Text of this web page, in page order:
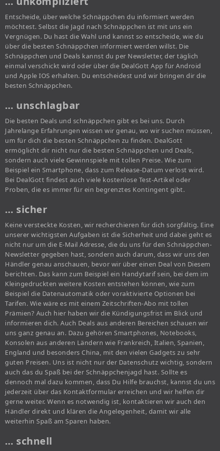
Entscheide, über welche Schnäppchen du informiert werden
möchtest. Selbst die Jagd nach Schnäppchen ist mit uns ein
Vergnügen. Du hast die Wahl und kannst so entscheide, wie du
über die besten Schnäppchen informiert werden willst. Die
Schnäppchen und Deals kannst du per Newsletter, der täglich
einmal verschickt wird oder über die DealGott App für Android
und Apple IOS erhalten. Du entscheidest und wir bringen dir die
besten Schnäppchen.
… unschlagbar
Die besten Deals und schnäppchen gibt es bei uns. Durch
Jahrelange Erfahrungen wissen wir genau, wo wir suchen müssen,
um für dich die besten Schnäppchen zu finden. DealGott
ermöglicht dir nicht nur die besten Schnäppchen und Deals,
sondern auch viele Gewinnspiele mit tollen Preise. Wie zum
Beispiel ein Smartphone, dass zum Release-Datum verlost wird.
Bei DealGott findest auch viele kostenlose Test-Artikel oder
Proben, die es immer für ein begrenztes Kontingent gibt.
… sicher
Keine versteckte Kosten, wir recherchieren für dich sorgfältig. Eine
unserer wichtigsten Aufgaben ist die Sicherheit und dabei geht es
nicht nur um die E-Mail Adresse, die du uns für den Schnäppchen-
Newsletter gegeben hast, sondern auch darum, dass wir uns den
Händler genau anschauen, bevor wir über einen Deal von Diesem
berichten. Das kann zum Beispiel ein Handytarif sein, bei dem im
Kleingedruckten weitere Kosten entstehen können, wie zum
Beispiel die Datenautomatik oder voraktivierte Optionen bei
Tarifen. Wie wäre es mit einem Zeitschriften-Abo mit tollen
Prämien? Auch hier haben wir die Kündigungsfrist im Blick und
informieren dich. Auch Deals aus anderen Bereichen schauen wir
uns ganz genau an. Dazu gehören Smartphones, Notebooks,
Konsolen aus anderen Ländern wie Frankreich, Italien, Spanien,
England und besonders China, mit den vielen Gadgets zu sehr
guten Preisen. Uns ist nicht nur der Datenschutz wichtig, sondern
auch das du Spaß bei der Schnäppchenjagd hast. Sollte es
dennoch mal dazu kommen, dass Du Hilfe brauchst, kannst du uns
jederzeit über das Kontaktformular erreichen und wir helfen dir
gerne weiter. Wenn es notwendig ist, kontaktieren wir auch den
Händler direkt und klären die Angelegenheit, damit wir alle
weiterhin Spaß am Sparen haben.
… schnell